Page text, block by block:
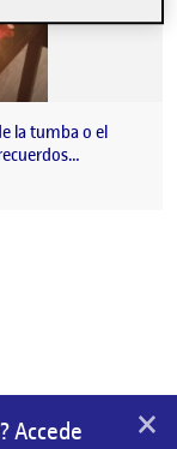
la tumba o el
Accede
×